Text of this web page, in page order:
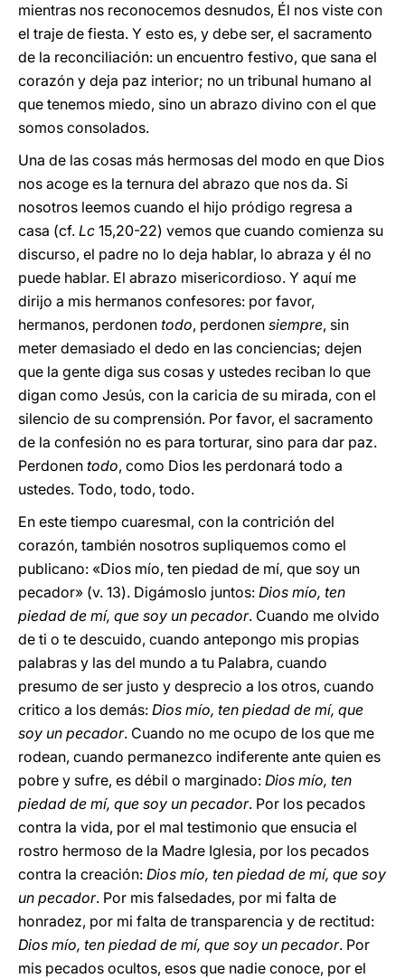
mientras nos reconocemos desnudos, Él nos viste con
el traje de fiesta. Y esto es, y debe ser, el sacramento
de la reconciliación: un encuentro festivo, que sana el
corazón y deja paz interior; no un tribunal humano al
que tenemos miedo, sino un abrazo divino con el que
somos consolados.
Una de las cosas más hermosas del modo en que Dios
nos acoge es la ternura del abrazo que nos da. Si
nosotros leemos cuando el hijo pródigo regresa a
casa (cf. Lc 15,20-22) vemos que cuando comienza su
discurso, el padre no lo deja hablar, lo abraza y él no
puede hablar. El abrazo misericordioso. Y aquí me
dirijo a mis hermanos confesores: por favor,
hermanos, perdonen todo, perdonen siempre, sin
meter demasiado el dedo en las conciencias; dejen
que la gente diga sus cosas y ustedes reciban lo que
digan como Jesús, con la caricia de su mirada, con el
silencio de su comprensión. Por favor, el sacramento
de la confesión no es para torturar, sino para dar paz.
Perdonen todo, como Dios les perdonará todo a
ustedes. Todo, todo, todo.
En este tiempo cuaresmal, con la contrición del
corazón, también nosotros supliquemos como el
publicano: «Dios mío, ten piedad de mí, que soy un
pecador» (v. 13). Digámoslo juntos: Dios mío, ten
piedad de mí, que soy un pecador. Cuando me olvido
de ti o te descuido, cuando antepongo mis propias
palabras y las del mundo a tu Palabra, cuando
presumo de ser justo y desprecio a los otros, cuando
critico a los demás: Dios mío, ten piedad de mí, que
soy un pecador. Cuando no me ocupo de los que me
rodean, cuando permanezco indiferente ante quien es
pobre y sufre, es débil o marginado: Dios mío, ten
piedad de mí, que soy un pecador. Por los pecados
contra la vida, por el mal testimonio que ensucia el
rostro hermoso de la Madre Iglesia, por los pecados
contra la creación: Dios mío, ten piedad de mí, que soy
un pecador. Por mis falsedades, por mi falta de
honradez, por mi falta de transparencia y de rectitud:
Dios mío, ten piedad de mí, que soy un pecador. Por
mis pecados ocultos, esos que nadie conoce, por el